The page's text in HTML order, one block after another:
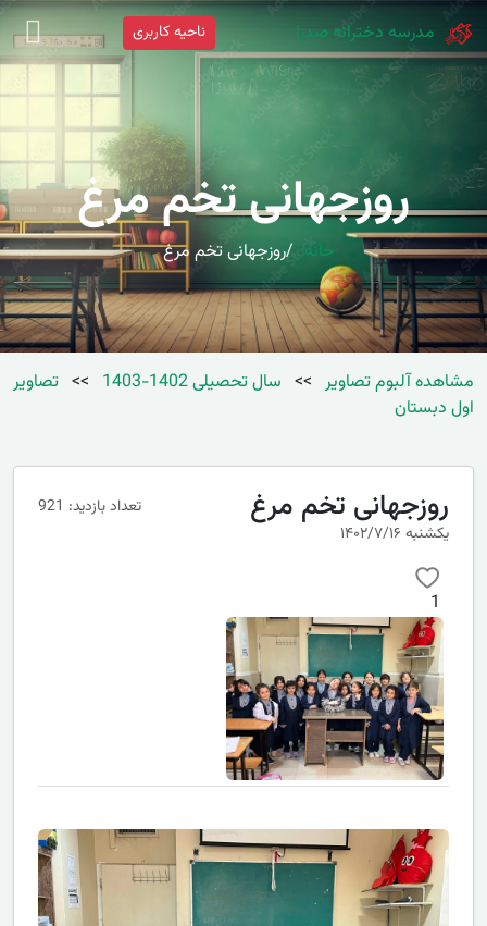
مدرسه دخترانه صدرا ناحیه کاربری
روزجهانی تخم مرغ
خانه روزجهانی تخم مرغ
مشاهده آلبوم تصاویر >> سال تحصیلی 1402-1403 >> تصاویر
اول دبستان
روزجهانی تخم مرغ
تعداد بازدید: 921
یکشنبه ۱۴۰۲/۷/۱۶
1